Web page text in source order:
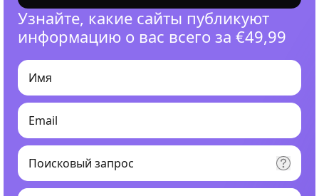
Узнайте, какие сайты публикуют
информацию о вас всего за €49,99